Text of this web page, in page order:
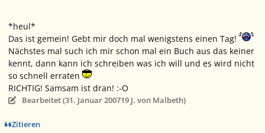
*heul*
Das ist gemein! Gebt mir doch mal wenigstens einen Tag!
Nächstes mal such ich mir schon mal ein Buch aus das keiner
kennt, dann kann ich schreiben was ich will und es wird nicht
so schnell erraten
RICHTIG! Samsam ist dran! :-O
Bearbeitet (31. Januar 200719 J. von Malbeth)
Zitieren